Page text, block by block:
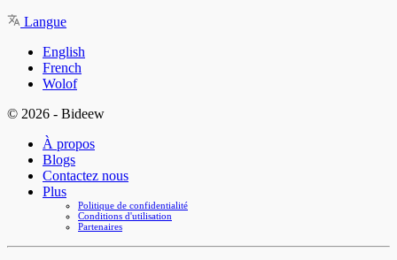
Langue
English
French
Wolof
© 2026 - Bideew
À propos
Blogs
Contactez nous
Plus
Politique de confidentialité
Conditions d'utilisation
Partenaires